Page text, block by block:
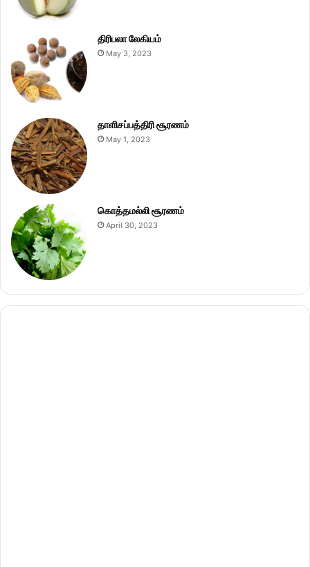
திரிபலா லேகியம்
May 3, 2023
தாளிசப்பத்திரி சூரணம்
May 1, 2023
கொத்தமல்லி சூரணம்
April 30, 2023